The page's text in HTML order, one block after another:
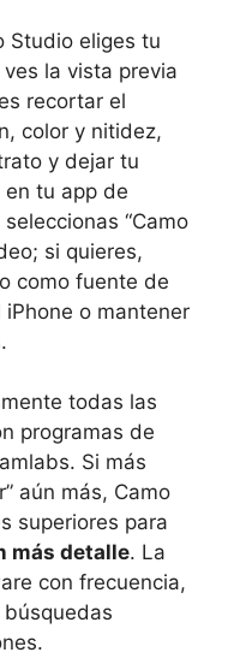
Studio eliges tu
la vista previa
recortar el
color y nitidez,
y dejar tu
en tu app de
“Camo
si quieres,
como fuente de
o mantener
todas las
programas de
Si más
aún más, Camo
superiores para
más detalle. La
con frecuencia,